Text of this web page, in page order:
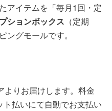
アイテムを「毎月1回・定
ションボックス （定期
ングモールです。
よりお届けします。料金
払いにて自動でお支払い